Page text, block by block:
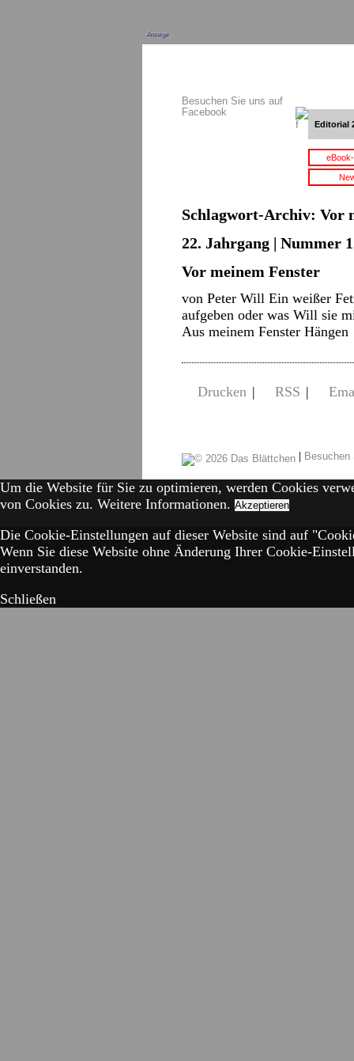
Anzeige
Besuchen Sie uns auf
Facebook
Editorial
Schlagwort-Archiv: Vor
22. Jahrgang | Nummer
Vor meinem Fenster
von Peter Will Ein weißer
aufgeben oder was Will sie
Aus meinem Fenster Hängen
Drucken | RSS |
|
Um die Website für Sie zu optimieren, werden Cookies
von Cookies zu. Weitere Informationen. Akzeptieren
Die Cookie-Einstellungen auf dieser Website sind auf
Wenn Sie diese Website ohne Änderung Ihrer Cookie-
einverstanden.
Schließen